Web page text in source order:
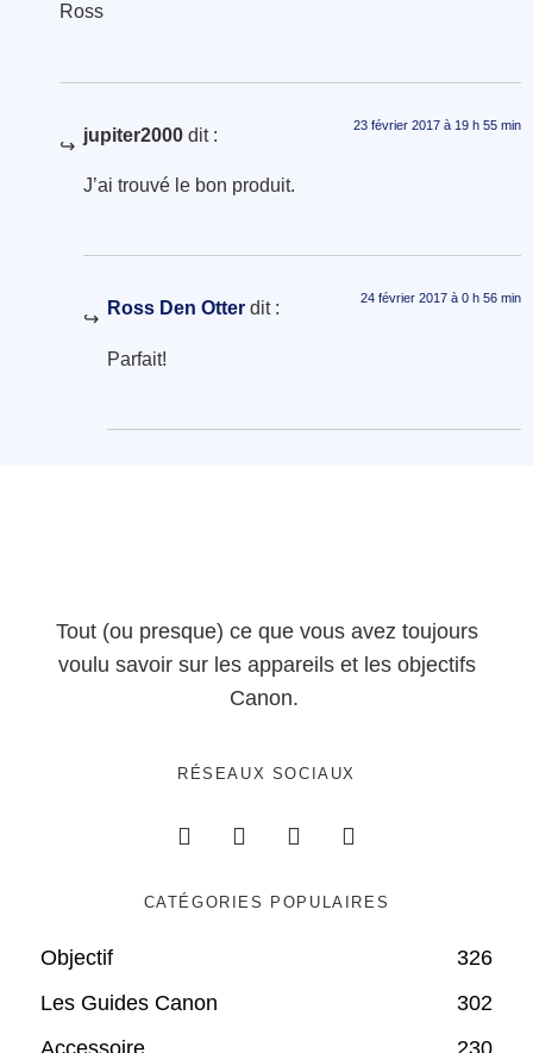
Ross
jupiter2000 dit : 23 février 2017 à 19 h 55 min
J’ai trouvé le bon produit.
Ross Den Otter dit : 24 février 2017 à 0 h 56 min
Parfait!
Tout (ou presque) ce que vous avez toujours
voulu savoir sur les appareils et les objectifs
Canon.
RÉSEAUX SOCIAUX
CATÉGORIES POPULAIRES
Objectif
326
Les Guides Canon
302